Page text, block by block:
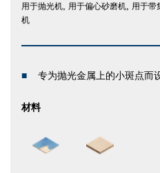
用于抛光机, 用于偏心砂磨机, 用于
机
专为抛光金属上的小斑点而
材料